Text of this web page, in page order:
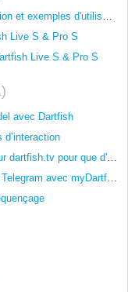
Live S & Pro S
Live S & Pro S
avec Dartfish